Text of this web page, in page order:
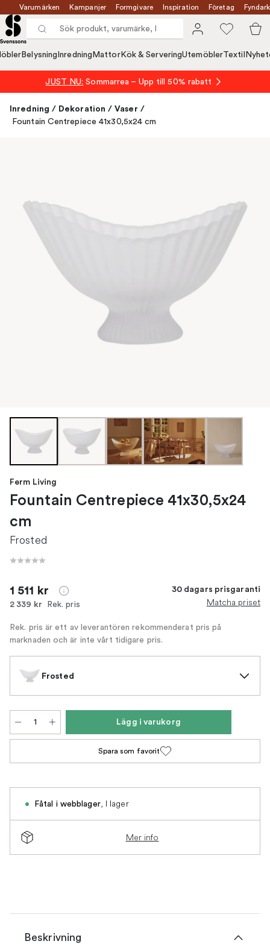
Varumärken Kampanjer Formgivare Inspiration Företag
Belysning Inredning MattorKök & ServeringUtemöblerTextil
JUST NU: Sommarrea – Upp till 50% rabatt
Inredning / Dekoration / Vaser /
Fountain Centrepiece 41x30,5x24 cm
Ferm Living
Fountain Centrepiece 41x30,5x24
cm
Frosted
1 511 kr
2 339 kr Rek. pris
30 dagars prisgaranti
Matcha priset
Rek. pris är ett av leverantören rekommenderat pris på
marknaden och är inte vårt tidigare pris.
Frosted
Lägg i varukorg
Spara som favorit
Fåtal i webblager, I lager
Mer info
Beskrivning